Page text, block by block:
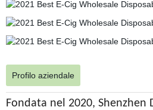
Profilo aziendale
Fondata nel 2020, Shenzhen